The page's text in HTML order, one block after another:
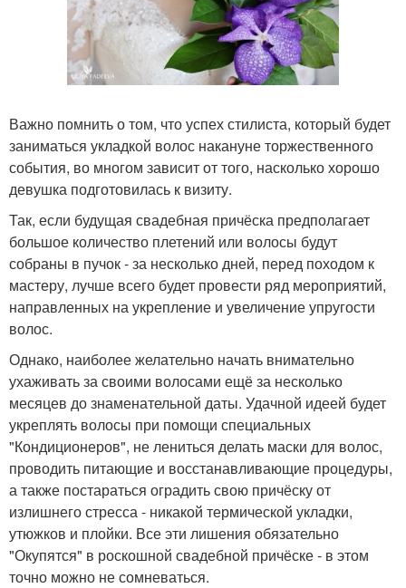
Важно помнить о том, что успех стилиста, который будет
заниматься укладкой волос накануне торжественного
события, во многом зависит от того, насколько хорошо
девушка подготовилась к визиту.
Так, если будущая свадебная причёска предполагает
большое количество плетений или волосы будут
собраны в пучок - за несколько дней, перед походом к
мастеру, лучше всего будет провести ряд мероприятий,
направленных на укрепление и увеличение упругости
волос.
Однако, наиболее желательно начать внимательно
ухаживать за своими волосами ещё за несколько
месяцев до знаменательной даты. Удачной идеей будет
укреплять волосы при помощи специальных
"Кондиционеров", не лениться делать маски для волос,
проводить питающие и восстанавливающие процедуры,
а также постараться оградить свою причёску от
излишнего стресса - никакой термической укладки,
утюжков и плойки. Все эти лишения обязательно
"Окупятся" в роскошной свадебной причёске - в этом
точно можно не сомневаться.